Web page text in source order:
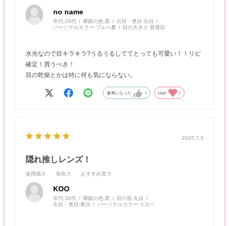
no name
年代:20代 裸眼の色:黒 出目・奥目:出目
パーソナルカラー:ブルべ夏 目の大きさ:普通目
水光なので目キラキラ?うるうるしててとっても可愛い！！リピ
確定！買うべき！
目の乾燥とかは特に何も気にならない。
参考になった 0 Like! 0
2025.7.3
隠れ推しレンズ！
使用感:5 発色:5 おすすめ度:5
KOO
年代:30代 裸眼の色:黒 目の形:丸目
出目・奥目:奥目 パーソナルカラー:イエベ